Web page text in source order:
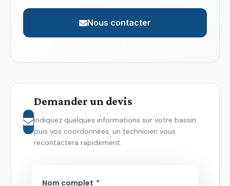
Nous contacter
Demander un devis
Indiquez quelques informations sur votre bassin
puis vos coordonnées, un technicien vous
recontactera rapidement.
Nom complet *